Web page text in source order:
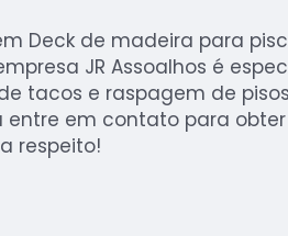
Deck de madeira para
JR Assoalhos é
tacos e raspagem de
entre em contato para
respeito!